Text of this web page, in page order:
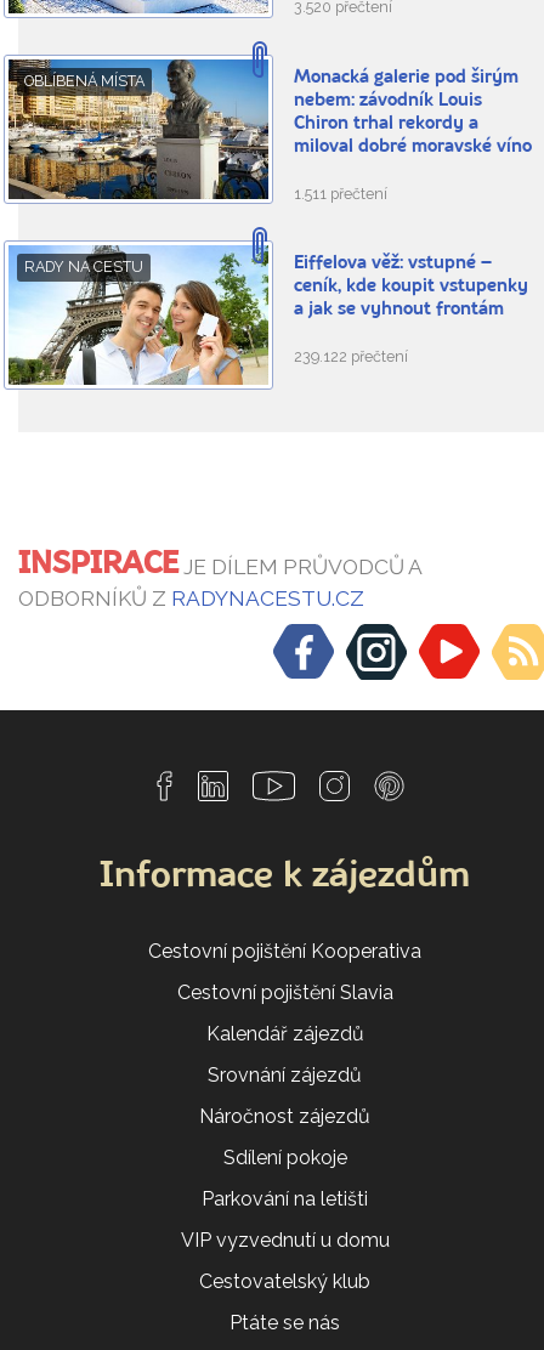
3.520 přečtení
OBLÍBENÁ MÍSTA
Monacká galerie pod širým
nebem: závodník Louis
Chiron trhal rekordy a
miloval dobré moravské víno
1.511 přečtení
RADY NA CESTU
Eiffelova věž: vstupné –
ceník, kde koupit vstupenky
a jak se vyhnout frontám
239.122 přečtení
INSPIRACEJE DÍLEM PRŮVODCŮ A
ODBORNÍKŮ Z RADYNACESTU.CZ
Informace k zájezdům
Cestovní pojištění Kooperativa
Cestovní pojištění Slavia
Kalendář zájezdů
Srovnání zájezdů
Náročnost zájezdů
Sdílení pokoje
Parkování na letišti
VIP vyzvednutí u domu
Cestovatelský klub
Ptáte se nás